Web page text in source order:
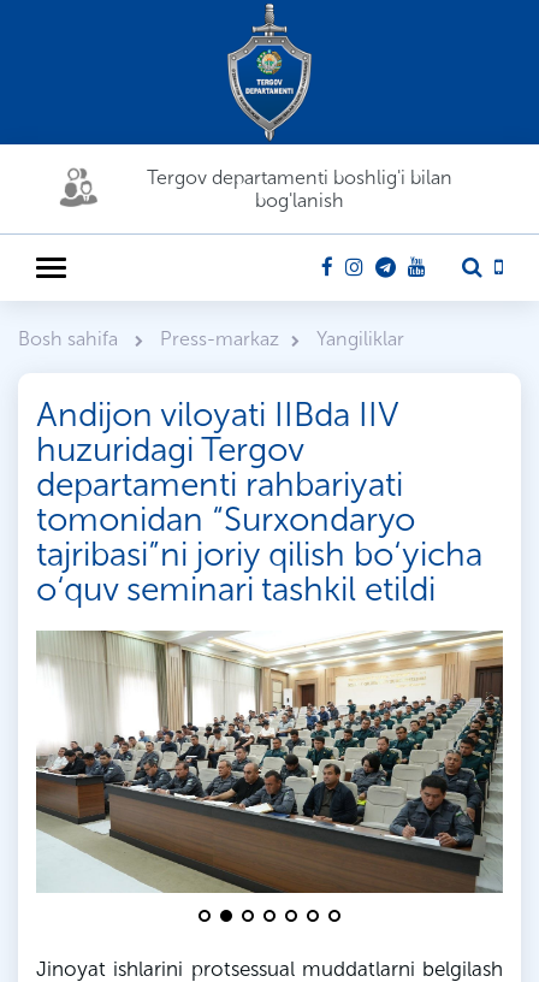
Tergov departamenti boshlig'i bilan
bog'lanish
Bosh sahifa Press-markaz Yangiliklar
Andijon viloyati IIBda IIV
huzuridagi Tergov
departamenti rahbariyati
tomonidan “Surxondaryo
tajribasi”ni joriy qilish bo‘yicha
o‘quv seminari tashkil etildi
Jinoyat ishlarini protsessual muddatlarni belgilash